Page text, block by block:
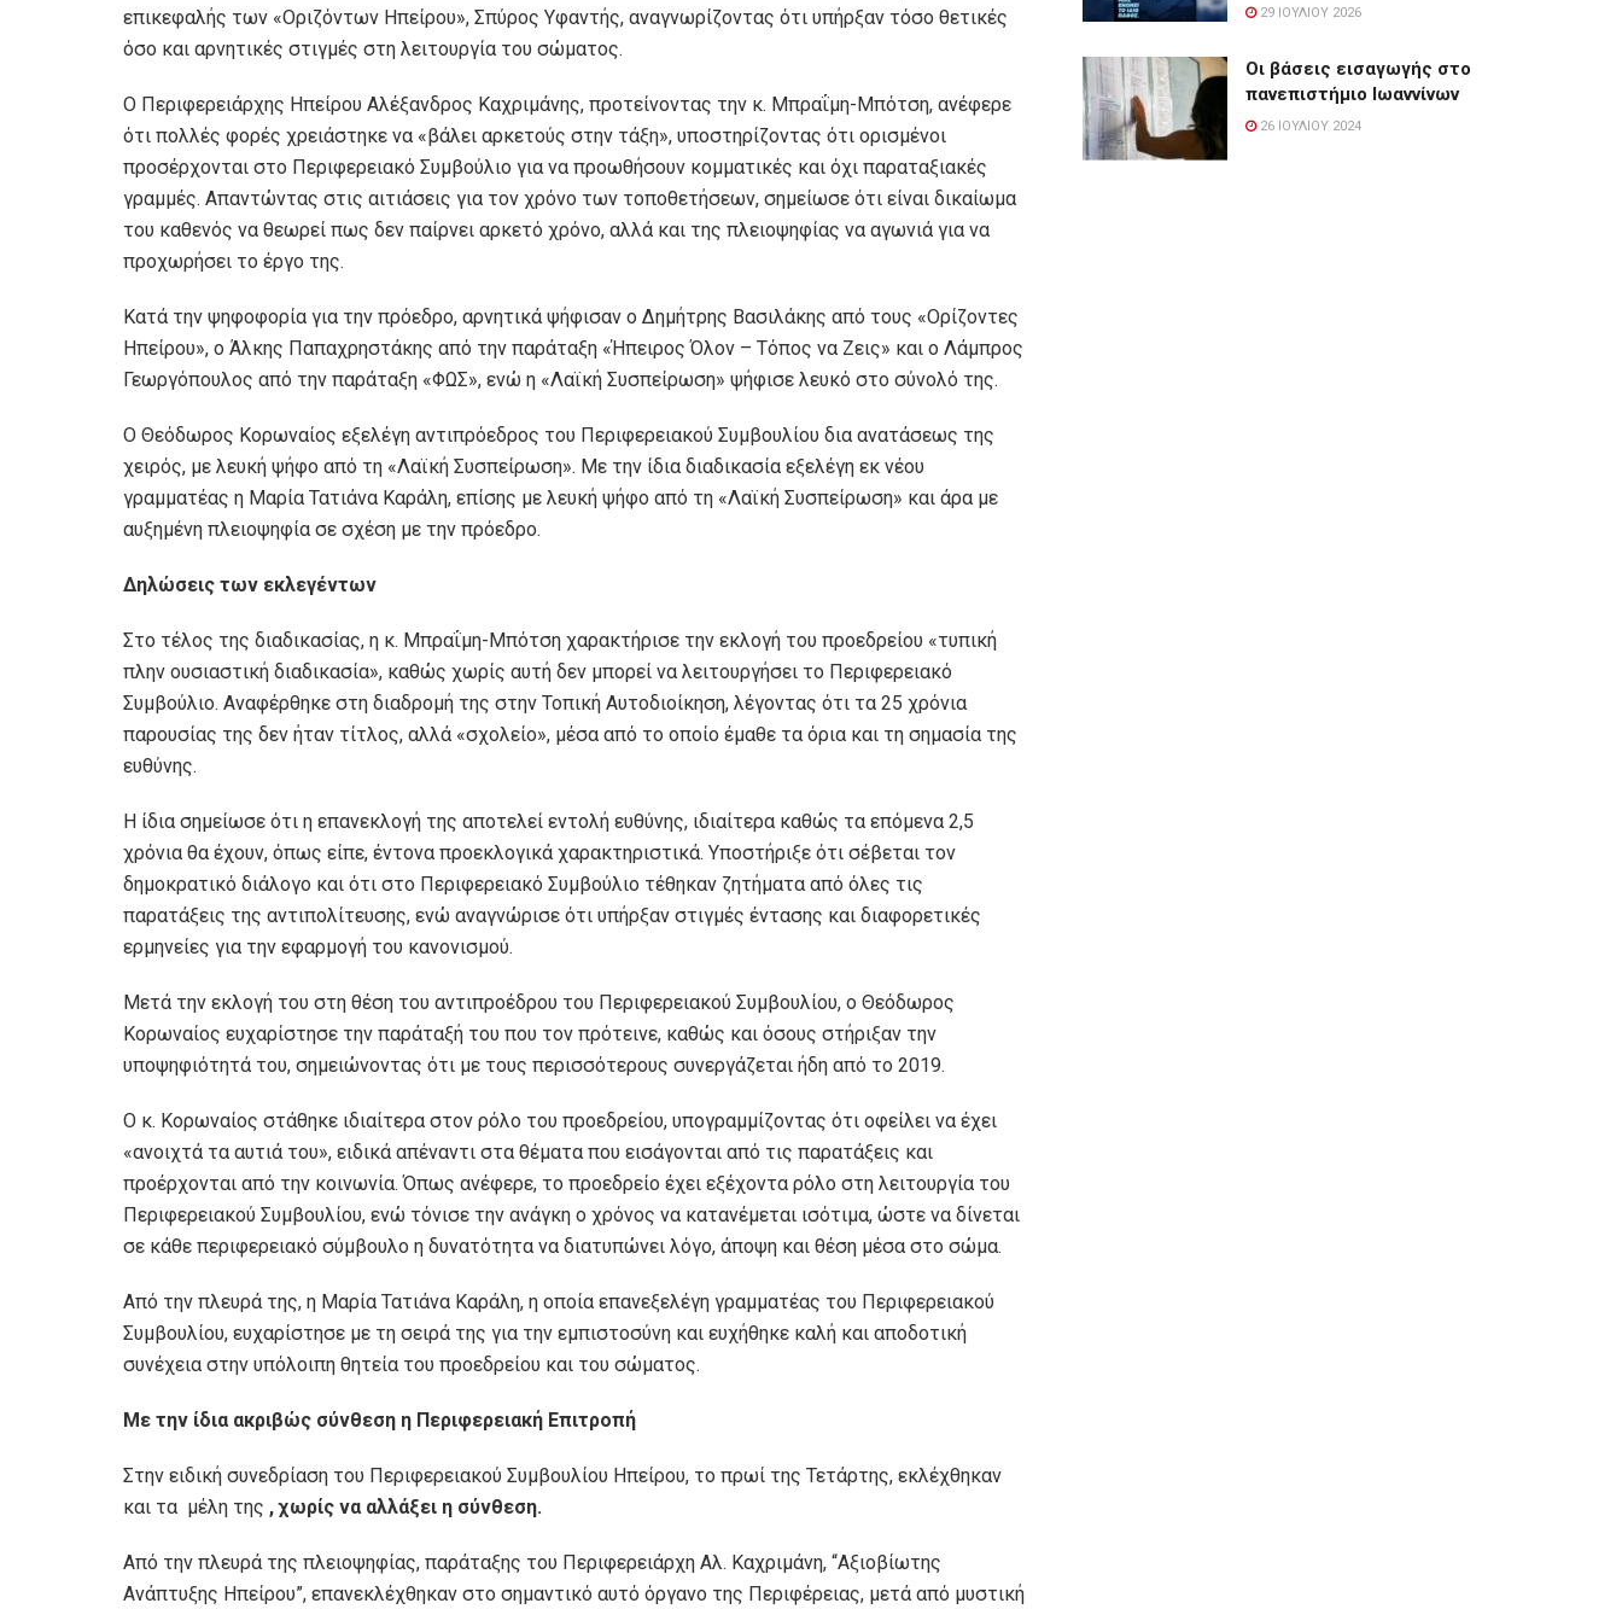
επικεφαλής των «Οριζόντων Ηπείρου», Σπύρος Υφαντής, αναγνωρίζοντας ότι υπήρξαν τόσο θετικές
όσο και αρνητικές στιγμές στη λειτουργία του σώματος.
Ο Περιφερειάρχης Ηπείρου Αλέξανδρος Καχριμάνης, προτείνοντας την κ. Μπραΐμη-Μπότση, ανέφερε
ότι πολλές φορές χρειάστηκε να «βάλει αρκετούς στην τάξη», υποστηρίζοντας ότι ορισμένοι
προσέρχονται στο Περιφερειακό Συμβούλιο για να προωθήσουν κομματικές και όχι παραταξιακές
γραμμές. Απαντώντας στις αιτιάσεις για τον χρόνο των τοποθετήσεων, σημείωσε ότι είναι δικαίωμα
του καθενός να θεωρεί πως δεν παίρνει αρκετό χρόνο, αλλά και της πλειοψηφίας να αγωνιά για να
προχωρήσει το έργο της.
Κατά την ψηφοφορία για την πρόεδρο, αρνητικά ψήφισαν ο Δημήτρης Βασιλάκης από τους «Ορίζοντες
Ηπείρου», ο Άλκης Παπαχρηστάκης από την παράταξη «Ήπειρος Όλον – Τόπος να Ζεις» και ο Λάμπρος
Γεωργόπουλος από την παράταξη «ΦΩΣ», ενώ η «Λαϊκή Συσπείρωση» ψήφισε λευκό στο σύνολό της.
Ο Θεόδωρος Κορωναίος εξελέγη αντιπρόεδρος του Περιφερειακού Συμβουλίου δια ανατάσεως της
χειρός, με λευκή ψήφο από τη «Λαϊκή Συσπείρωση». Με την ίδια διαδικασία εξελέγη εκ νέου
γραμματέας η Μαρία Τατιάνα Καράλη, επίσης με λευκή ψήφο από τη «Λαϊκή Συσπείρωση» και άρα με
αυξημένη πλειοψηφία σε σχέση με την πρόεδρο.
Δηλώσεις των εκλεγέντων
Στο τέλος της διαδικασίας, η κ. Μπραΐμη-Μπότση χαρακτήρισε την εκλογή του προεδρείου «τυπική
πλην ουσιαστική διαδικασία», καθώς χωρίς αυτή δεν μπορεί να λειτουργήσει το Περιφερειακό
Συμβούλιο. Αναφέρθηκε στη διαδρομή της στην Τοπική Αυτοδιοίκηση, λέγοντας ότι τα 25 χρόνια
παρουσίας της δεν ήταν τίτλος, αλλά «σχολείο», μέσα από το οποίο έμαθε τα όρια και τη σημασία της
ευθύνης.
Η ίδια σημείωσε ότι η επανεκλογή της αποτελεί εντολή ευθύνης, ιδιαίτερα καθώς τα επόμενα 2,5
χρόνια θα έχουν, όπως είπε, έντονα προεκλογικά χαρακτηριστικά. Υποστήριξε ότι σέβεται τον
δημοκρατικό διάλογο και ότι στο Περιφερειακό Συμβούλιο τέθηκαν ζητήματα από όλες τις
παρατάξεις της αντιπολίτευσης, ενώ αναγνώρισε ότι υπήρξαν στιγμές έντασης και διαφορετικές
ερμηνείες για την εφαρμογή του κανονισμού.
Μετά την εκλογή του στη θέση του αντιπροέδρου του Περιφερειακού Συμβουλίου, ο Θεόδωρος
Κορωναίος ευχαρίστησε την παράταξή του που τον πρότεινε, καθώς και όσους στήριξαν την
υποψηφιότητά του, σημειώνοντας ότι με τους περισσότερους συνεργάζεται ήδη από το 2019.
Ο κ. Κορωναίος στάθηκε ιδιαίτερα στον ρόλο του προεδρείου, υπογραμμίζοντας ότι οφείλει να έχει
«ανοιχτά τα αυτιά του», ειδικά απέναντι στα θέματα που εισάγονται από τις παρατάξεις και
προέρχονται από την κοινωνία. Όπως ανέφερε, το προεδρείο έχει εξέχοντα ρόλο στη λειτουργία του
Περιφερειακού Συμβουλίου, ενώ τόνισε την ανάγκη ο χρόνος να κατανέμεται ισότιμα, ώστε να δίνεται
σε κάθε περιφερειακό σύμβουλο η δυνατότητα να διατυπώνει λόγο, άποψη και θέση μέσα στο σώμα.
Από την πλευρά της, η Μαρία Τατιάνα Καράλη, η οποία επανεξελέγη γραμματέας του Περιφερειακού
Συμβουλίου, ευχαρίστησε με τη σειρά της για την εμπιστοσύνη και ευχήθηκε καλή και αποδοτική
συνέχεια στην υπόλοιπη θητεία του προεδρείου και του σώματος.
Με την ίδια ακριβώς σύνθεση η Περιφερειακή Επιτροπή
Στην ειδική συνεδρίαση του Περιφερειακού Συμβουλίου Ηπείρου, το πρωί της Τετάρτης, εκλέχθηκαν
και τα μέλη της , χωρίς να αλλάξει η σύνθεση.
Από την πλευρά της πλειοψηφίας, παράταξης του Περιφερειάρχη Αλ. Καχριμάνη, “Αξιοβίωτης
Ανάπτυξης Ηπείρου”, επανεκλέχθηκαν στο σημαντικό αυτό όργανο της Περιφέρειας, μετά από μυστική
29 ΙΟΥΛΊΟΥ 2026
Οι βάσεις εισαγωγής στο
πανεπιστήμιο Ιωαννίνων
26 ΙΟΥΛΊΟΥ 2024